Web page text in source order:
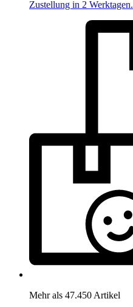
Zustellung in 2 Werktagen.
Mehr als 47.450 Artikel